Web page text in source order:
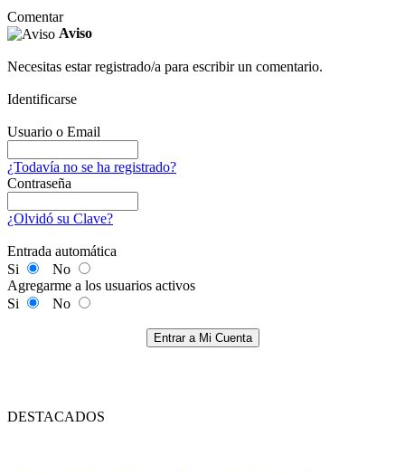
Comentar
Aviso
Necesitas estar registrado/a para escribir un comentario.
Identificarse
Usuario o Email
¿Todavía no se ha registrado?
Contraseña
¿Olvidó su Clave?
Entrada automática
Si
No
Agregarme a los usuarios activos
Si
No
Entrar a Mi Cuenta
DESTACADOS